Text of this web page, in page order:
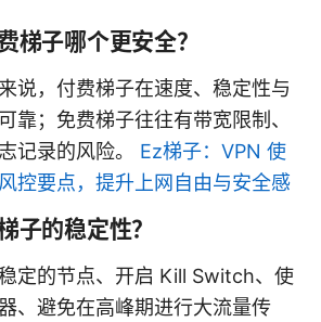
梯子哪个更安全？
说，付费梯子在速度、稳定性与
靠；免费梯子往往有带宽限制、
记录的风险。 Ez梯子：VPN 使
控要点，提升上网自由与安全感
子的稳定性？
定的节点、开启 Kill Switch、使
、避免在高峰期进行大流量传